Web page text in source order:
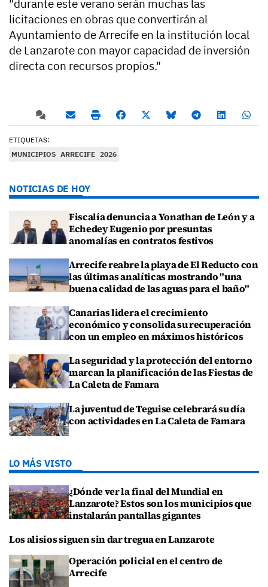
"durante este verano serán muchas las
licitaciones en obras que convertirán al
Ayuntamiento de Arrecife en la institución local
de Lanzarote con mayor capacidad de inversión
directa con recursos propios."
ETIQUETAS:
MUNICIPIOS ARRECIFE 2026
NOTICIAS DE HOY
Fiscalía denuncia a Yonathan de León y a
Echedey Eugenio por presuntas
anomalías en contratos festivos
Arrecife reabre la playa de El Reducto con
las últimas analíticas mostrando "una
buena calidad de las aguas para el baño"
Canarias lidera el crecimiento
económico y consolida su recuperación
con un empleo en máximos históricos
La seguridad y la protección del entorno
marcan la planificación de las Fiestas de
La Caleta de Famara
La juventud de Teguise celebrará su día
con actividades en La Caleta de Famara
LO MÁS VISTO
¿Dónde ver la final del Mundial en
Lanzarote? Estos son los municipios que
instalarán pantallas gigantes
Los alisios siguen sin dar tregua en Lanzarote
Operación policial en el centro de
Arrecife